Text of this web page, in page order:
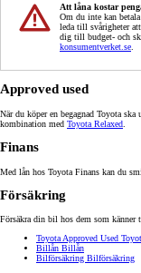
Att låna kostar
Om du inte kan
leda till svårigheter
dig till budget- och
konsumentverket.se
Approved used
När du köper en begagnad Toyota
kombination med Toyota Relaxed
Finans
Med lån hos Toyota Finans kan du
Försäkring
Försäkra din bil hos dem som känner
Toyota Approved Used
Billån Billån
Bilförsäkring Bilförsäkring